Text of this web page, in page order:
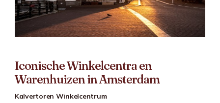
Iconische Winkelcentra en
Warenhuizen in Amsterdam
Kalvertoren Winkelcentrum